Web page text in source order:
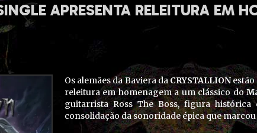
APRESENTA RELEITURA EM
Os alemães da Baviera daCRYSTALLION
releitura em homenagem a um clássico do
guitarristaRoss The Boss, figura
consolidação da sonoridade épica que